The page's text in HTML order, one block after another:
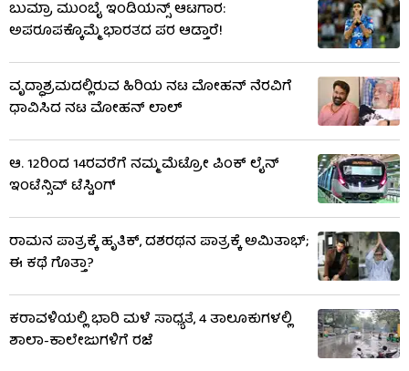
ಬುಮ್ರಾ ಮುಂಬೈ ಇಂಡಿಯನ್ಸ್ ಆಟಗಾರ:
ಅಪರೂಪಕ್ಕೊಮ್ಮೆ ಭಾರತದ ಪರ ಆಡ್ತಾರೆ!
ವೃದ್ಧಾಶ್ರಮದಲ್ಲಿರುವ ಹಿರಿಯ ನಟ ಮೋಹನ್ ನೆರವಿಗೆ
ಧಾವಿಸಿದ ನಟ ಮೋಹನ್‌ ಲಾಲ್
ಆ. 12ರಿಂದ 14ರವರೆಗೆ ನಮ್ಮ ಮೆಟ್ರೋ ಪಿಂಕ್ ಲೈನ್
ಇಂಟೆನ್ಸಿವ್ ಟೆಸ್ಟಿಂಗ್
ರಾಮನ ಪಾತ್ರಕ್ಕೆ ಹೃತಿಕ್, ದಶರಥನ ಪಾತ್ರಕ್ಕೆ ಅಮಿತಾಭ್;
ಈ ಕಥೆ ಗೊತ್ತಾ?
ಕರಾವಳಿಯಲ್ಲಿ ಭಾರಿ ಮಳೆ ಸಾಧ್ಯತೆ, 4 ತಾಲೂಕುಗಳಲ್ಲಿ
ಶಾಲಾ-ಕಾಲೇಜುಗಳಿಗೆ ರಜೆ